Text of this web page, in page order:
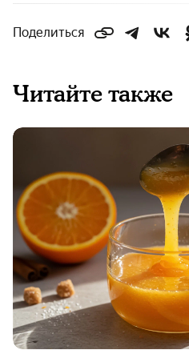
Поделиться
Читайте также